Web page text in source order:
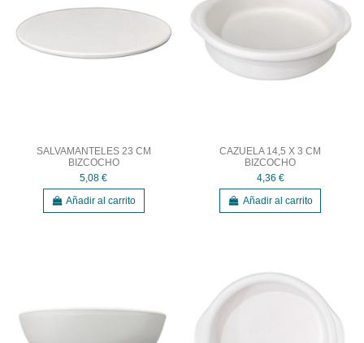
SALVAMANTELES 23 CM
BIZCOCHO
5,08 €
Añadir al carrito
CAZUELA 14,5 X 3 CM
BIZCOCHO
4,36 €
Añadir al carrito